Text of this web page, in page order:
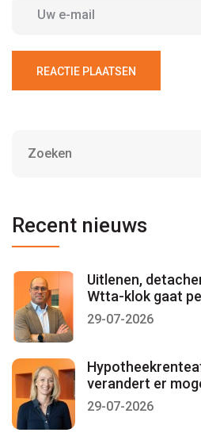
REACTIE PLAATSEN
Recent nieuws
Uitlenen,
Wtta-klok gaat
29-07-2026
verandert er
29-07-2026